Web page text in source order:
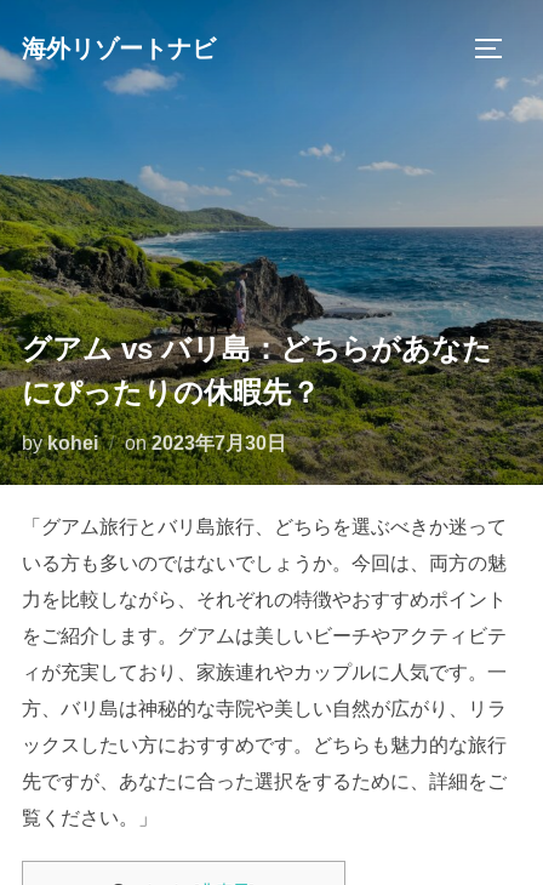
ン
テ
へ
ス
キ
ッ
プ
海外リゾートナビ
グアム vs バリ島：どちらがあなた
にぴったりの休暇先？
bykohei on投
稿
2023年7月30日
「グアム旅行とバリ島旅行、どちらを選ぶべきか迷って
いる方も多いのではないでしょうか。今回は、両方の魅
力を比較しながら、それぞれの特徴やおすすめポイント
をご紹介します。グアムは美しいビーチやアクティビテ
ィが充実しており、家族連れやカップルに人気です。一
方、バリ島は神秘的な寺院や美しい自然が広がり、リラ
ックスしたい方におすすめです。どちらも魅力的な旅行
先ですが、あなたに合った選択をするために、詳細をご
覧ください。」